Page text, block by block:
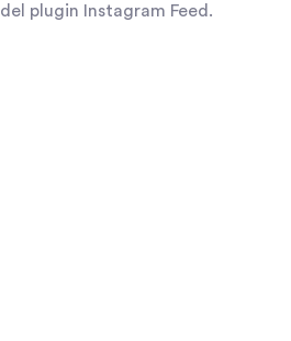
del plugin Instagram Feed.